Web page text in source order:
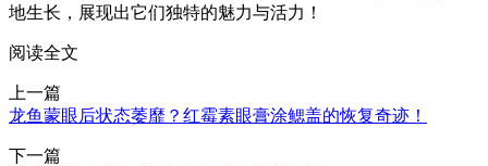
地生长，展现出它们独特的魅力与活力！
阅读全文
上一篇
龙鱼蒙眼后状态萎靡？红霉素眼膏涂鳃盖的恢复奇迹！
下一篇